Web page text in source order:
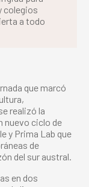
colegios
a todo
que marcó
realizó la
nuevo ciclo de
y Prima Lab que
de
del sur austral.
en dos